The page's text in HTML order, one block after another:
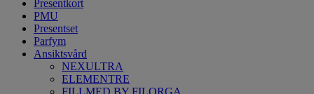
Presentkort
PMU
Presentset
Parfym
Ansiktsvård
NEXULTRA
ELEMENTRE
FILLMED BY FILORGA